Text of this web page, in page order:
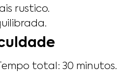
rustico.
total: 30 minutos.